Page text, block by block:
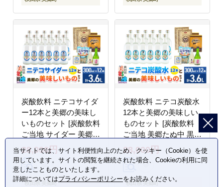
ハチミツ 蜂蜜 ご当地
サイダー 炭酸飲料 炭酸
水 カレー キーマカレー
レトルト 中華麺 ラーメ
ン まぜごはん セット
秋田県 美郷町]
ご当地 サイダー 炭酸飲
料 炭酸水 カレー キー
マカレー レトルト 中華
麺 ラーメン まぜごはん
セット 秋田県 美郷町]
炭酸飲料 ニテコサイダ
ー12本と美郷の美味し
いものセット [炭酸飲料
ご当地 サイダー 美郷た
ぬ中 キーマカレー ニテ
コ玉キャンディ ニテコ
サイダー ドロップ 日本
酒 純米酒 春霞 奥清水
28,000円
秋田県 美郷町
炭酸飲料 ニテコ炭酸水
12本と美郷の美味しい
ものセット [炭酸飲料
ご当地 美郷たぬ中 黒毛
和牛 キーマカレー ニテ
コ玉キャンディ ニテコ
酒 純米酒 春霞 奥清水
28,000円
秋田県 美郷町
当サイトでは、サイト利便性向上のため、クッキー（Cookie）を使
用しています。サイトの閲覧を継続された場合、Cookieの利用に同
意したことものといたします。
詳細についてはプライバシーポリシーをお読みください。